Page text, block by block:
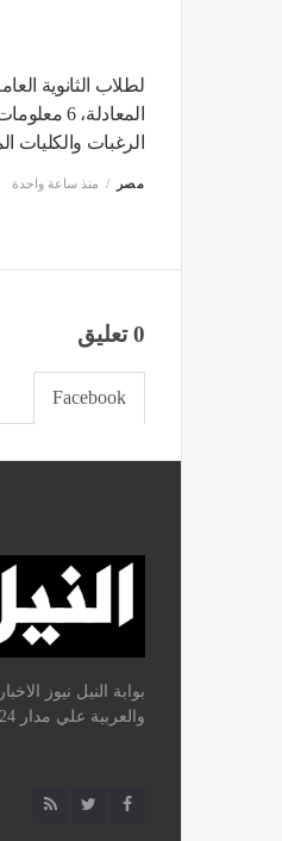
لطلاب الثانوية
الرغبات والكليات
مصر منذ ساعة واحدة
0 تعليق
Facebook
بوابة النيل نيوز
والعربية علي مدار 24 ساعة